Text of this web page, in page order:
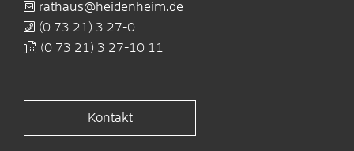
rathaus@heidenheim.de
(0 73 21) 3 27-0
(0 73 21) 3 27-10 11
Kontakt